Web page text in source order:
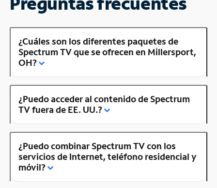
¿Cuáles son los diferentes paquetes de
Spectrum TV que se ofrecen en Millersport,
OH?
¿Puedo acceder al contenido de Spectrum
TV fuera de EE. UU.?
¿Puedo combinar Spectrum TV con los
servicios de Internet, teléfono residencial y
móvil?